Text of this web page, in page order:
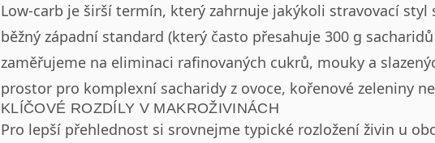
Low-carb je širší termín, který zahrnuje jakýkoli stravovací styl
běžný západní standard (který často přesahuje 300 g
zaměřujeme na eliminaci rafinovaných cukrů, mouky a
prostor pro komplexní sacharidy z ovoce, kořenové zeleniny
KLÍČOVÉ ROZDÍLY V MAKROŽIVINÁCH
Pro lepší přehlednost si srovnejme typické rozložení živin u